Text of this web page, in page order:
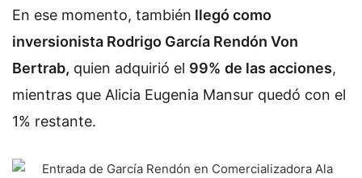
En ese momento, también llegó como
inversionista Rodrigo García Rendón Von
Bertrab, quien adquirió el 99% de las acciones,
mientras que Alicia Eugenia Mansur quedó con el
1% restante.